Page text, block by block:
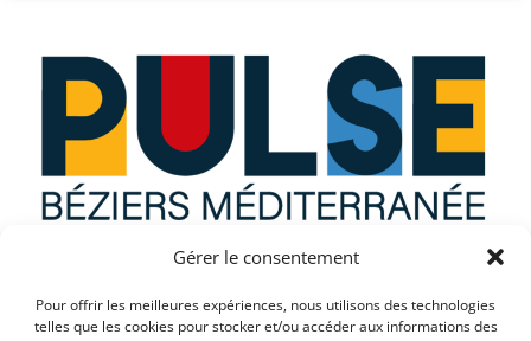
Gérer le consentement
Pour offrir les meilleures expériences, nous utilisons des technologies
telles que les cookies pour stocker et/ou accéder aux informations des
Que recherchez vous ?